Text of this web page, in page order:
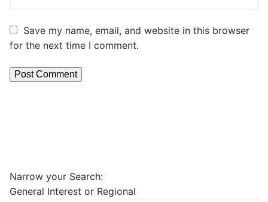
Save my name, email, and website in this browser
for the next time I comment.
Narrow your Search:
General Interest or Regional